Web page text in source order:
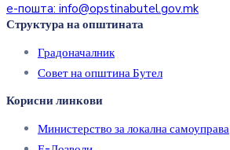
е-пошта: info@opstinabutel.gov.mk
Структура на општината
Градоначалник
Совет на општина Бутел
Корисни линкови
Министерство за локална самоуправа